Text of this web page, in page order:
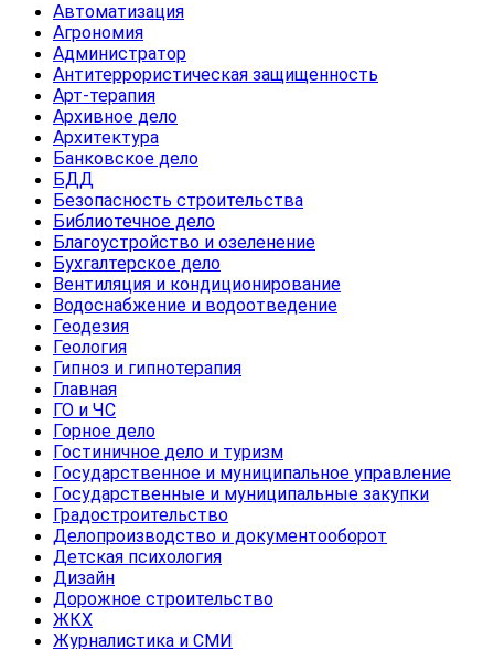
Автоматизация
Агрономия
Администратор
Антитеррористическая защищенность
Арт-терапия
Архивное дело
Архитектура
Банковское дело
БДД
Безопасность строительства
Библиотечное дело
Благоустройство и озеленение
Бухгалтерское дело
Вентиляция и кондиционирование
Водоснабжение и водоотведение
Геодезия
Геология
Гипноз и гипнотерапия
Главная
ГО и ЧС
Горное дело
Гостиничное дело и туризм
Государственное и муниципальное управление
Государственные и муниципальные закупки
Градостроительство
Делопроизводство и документооборот
Детская психология
Дизайн
Дорожное строительство
ЖКХ
Журналистика и СМИ